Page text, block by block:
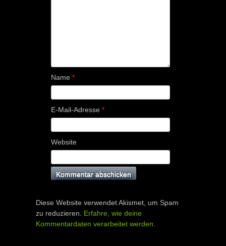
Name *
E-Mail-Adresse *
Website
Diese Website verwendet Akismet, um Spam
zu reduzieren. Erfahre, wie deine
Kommentardaten verarbeitet werden.